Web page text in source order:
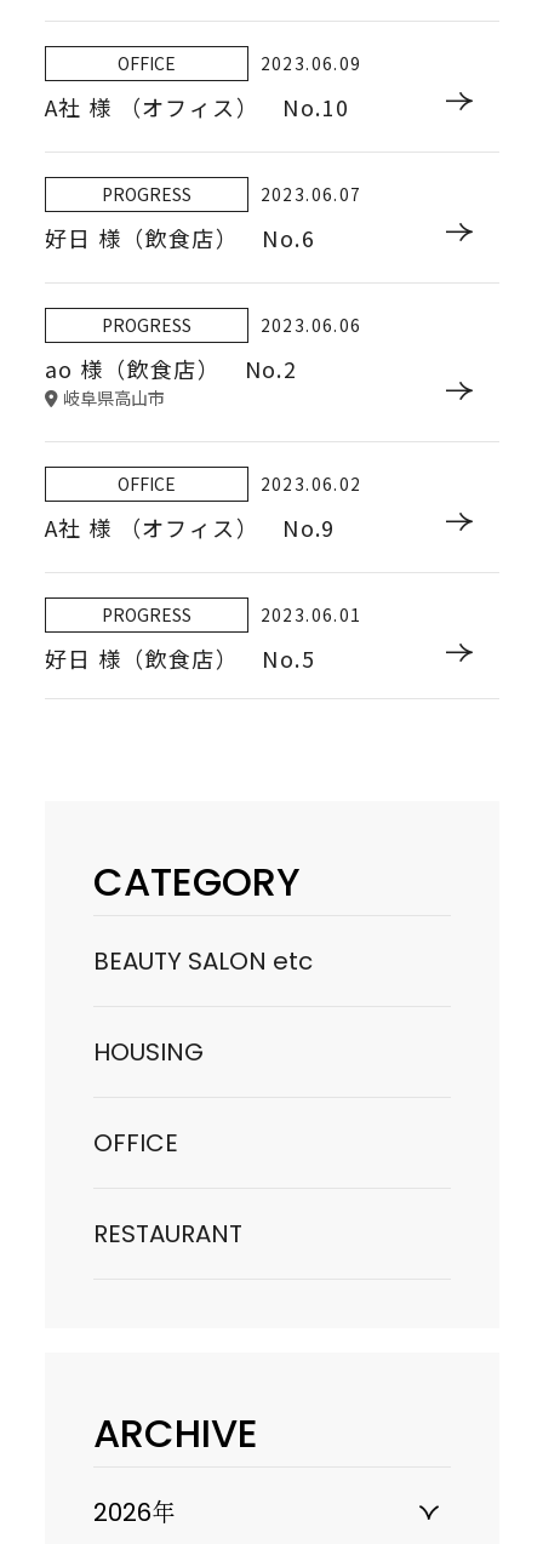
OFFICE 2023.06.09
A社 様 （オフィス） No.10
PROGRESS 2023.06.07
好日 様（飲食店） No.6
PROGRESS 2023.06.06
ao 様（飲食店） No.2
岐阜県高山市
OFFICE 2023.06.02
A社 様 （オフィス） No.9
PROGRESS 2023.06.01
好日 様（飲食店） No.5
CATEGORY
BEAUTY SALON etc
HOUSING
OFFICE
RESTAURANT
ARCHIVE
2026年